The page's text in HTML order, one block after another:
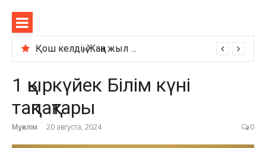
содержимому
Қош келдің, Жаңа жыл — тәрбие сынып сағаты
1 қыркүйек Білім күні
тақпақтары
Мұғалім 20 августа, 2024 0